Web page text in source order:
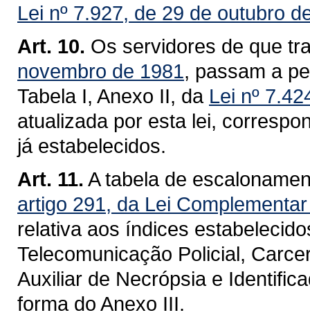
Lei nº 7.927, de 29 de outubro
Art. 10. Os servidores de que
novembro de 1981, passam a
Tabela I, Anexo II, da Lei nº
atualizada por esta lei,
já estabelecidos.
Art. 11. A tabela de
artigo 291, da Lei
relativa aos índices
Telecomunicação Policial,
Auxiliar de Necrópsia e
forma do Anexo III.